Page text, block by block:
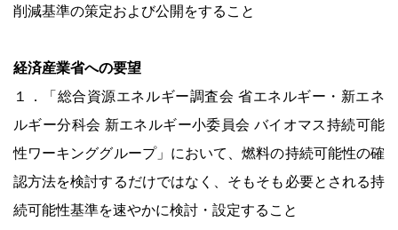
削減基準の策定および公開をすること
経済産業省への要望
１．「総合資源エネルギー調査会 省エネルギー・新エネ
ルギー分科会 新エネルギー小委員会 バイオマス持続可能
性ワーキンググループ」において、燃料の持続可能性の確
認方法を検討するだけではなく、そもそも必要とされる持
続可能性基準を速やかに検討・設定すること